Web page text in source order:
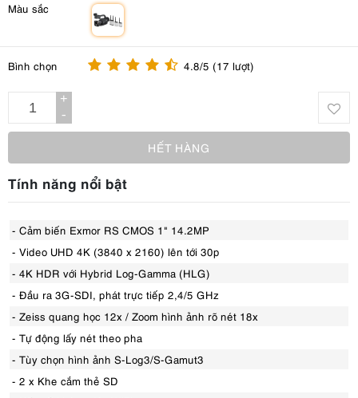
Màu sắc
Bình chọn 4.8/5 (17 lượt)
+
-
HẾT HÀNG
Tính năng nổi bật
- Cảm biến Exmor RS CMOS 1" 14.2MP
- Video UHD 4K (3840 x 2160) lên tới 30p
- 4K HDR với Hybrid Log-Gamma (HLG)
- Đầu ra 3G-SDI, phát trực tiếp 2,4/5 GHz
- Zeiss quang học 12x / Zoom hình ảnh rõ nét 18x
- Tự động lấy nét theo pha
- Tùy chọn hình ảnh S-Log3/S-Gamut3
- 2 x Khe cắm thẻ SD